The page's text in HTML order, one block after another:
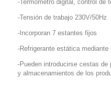
-Termómetro digital, control de
-Tensión de trabajo 230V/50Hz
-Incorporan 7 estantes fijos
-Refrigerante estática
-Pueden introducirse cestas
y almacenamientos de los